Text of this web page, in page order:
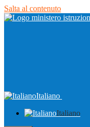
Salta al contenuto
Italiano
Italiano